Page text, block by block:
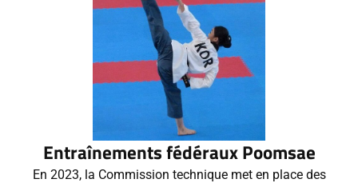
Entraînements fédéraux Poomsae
En 2023, la Commission technique met en place des